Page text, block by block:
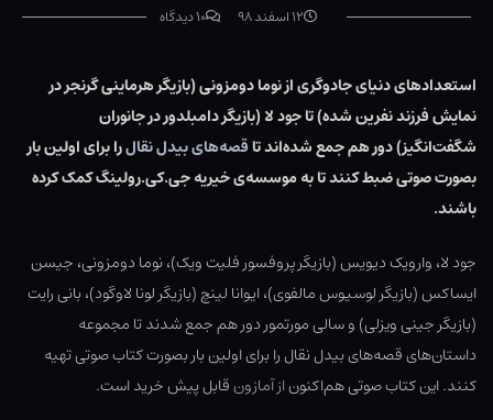
۱۲ اسفند ۹۸
۱۰ دیدگاه
استعدادهای دنیای جادوگری از نوما دومزونی (بازیگر هرماینی گرنجر در
نمایش فرزند نفرین شده) تا جود لا (بازیگر دامبلدور در جانوران
شگفت‌انگیز) دور هم جمع شده‌اند تاقصه‌های بیدل نقالرا برای اولین بار
بصورت صوتی ضبط کنند تا به موسسه‌ی خیریه جی.کی.رولینگ کمک کرده
باشند.
جود لا، وارویک دیویس (بازیگر پروفسور فلیت ویک)، نوما دومزونی، جیسن
ایساکس (بازیگر لوسیوس مالفوی)، ایوانا لینچ (بازیگر لونا لاوگود)، بانی رایت
(بازیگر جینی ویزلی) و سالی مورتمور دور هم جمع شدند تا مجموعه
داستان‌های قصه‌های بیدل نقال را برای اولین بار بصورت کتاب صوتی تهیه
کنند. این کتاب صوتی هم‌اکنوناز آمازونقابل پیش خرید است.